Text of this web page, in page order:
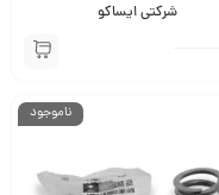
شرکتی ایساکو
ناموجود